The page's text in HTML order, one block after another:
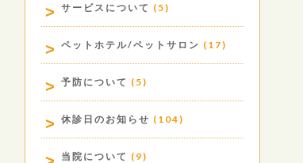
サービスについて (5)
ペットホテル/ペットサロン (17)
予防について (5)
休診日のお知らせ (104)
当院について (9)